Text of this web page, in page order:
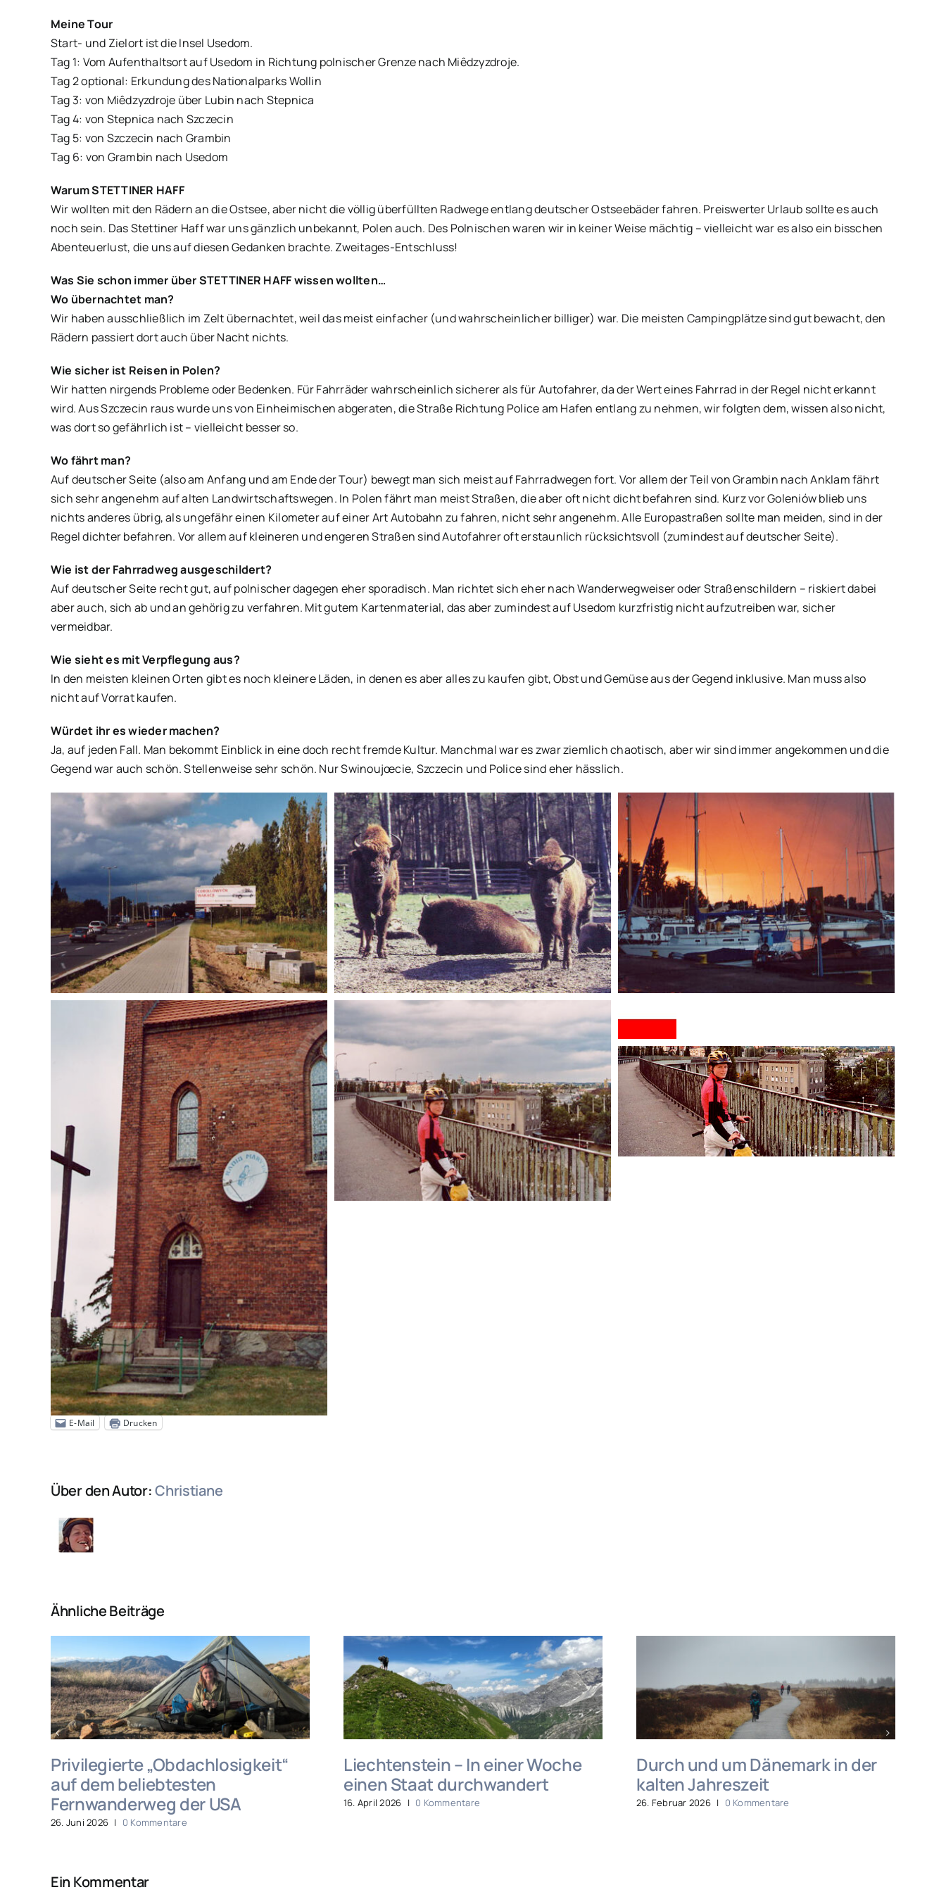
Meine Tour
Start- und Zielort ist die Insel Usedom.
Tag 1: Vom Aufenthaltsort auf Usedom in Richtung polnischer Grenze nach Miêdzyzdroje.
Tag 2 optional: Erkundung des Nationalparks Wollin
Tag 3: von Miêdzyzdroje über Lubin nach Stepnica
Tag 4: von Stepnica nach Szczecin
Tag 5: von Szczecin nach Grambin
Tag 6: von Grambin nach Usedom
Warum STETTINER HAFF
Wir wollten mit den Rädern an die Ostsee, aber nicht die völlig überfüllten Radwege entlang deutscher Ostseebäder fahren. Preiswerter Urlaub sollte es auch
noch sein. Das Stettiner Haff war uns gänzlich unbekannt, Polen auch. Des Polnischen waren wir in keiner Weise mächtig – vielleicht war es also ein bisschen
Abenteuerlust, die uns auf diesen Gedanken brachte. Zweitages-Entschluss!
Was Sie schon immer über STETTINER HAFF wissen wollten…
Wo übernachtet man?
Wir haben ausschließlich im Zelt übernachtet, weil das meist einfacher (und wahrscheinlicher billiger) war. Die meisten Campingplätze sind gut bewacht, den
Rädern passiert dort auch über Nacht nichts.
Wie sicher ist Reisen in Polen?
Wir hatten nirgends Probleme oder Bedenken. Für Fahrräder wahrscheinlich sicherer als für Autofahrer, da der Wert eines Fahrrad in der Regel nicht erkannt
wird. Aus Szczecin raus wurde uns von Einheimischen abgeraten, die Straße Richtung Police am Hafen entlang zu nehmen, wir folgten dem, wissen also nicht,
was dort so gefährlich ist – vielleicht besser so.
Wo fährt man?
Auf deutscher Seite (also am Anfang und am Ende der Tour) bewegt man sich meist auf Fahrradwegen fort. Vor allem der Teil von Grambin nach Anklam fährt
sich sehr angenehm auf alten Landwirtschaftswegen. In Polen fährt man meist Straßen, die aber oft nicht dicht befahren sind. Kurz vor Goleniów blieb uns
nichts anderes übrig, als ungefähr einen Kilometer auf einer Art Autobahn zu fahren, nicht sehr angenehm. Alle Europastraßen sollte man meiden, sind in der
Regel dichter befahren. Vor allem auf kleineren und engeren Straßen sind Autofahrer oft erstaunlich rücksichtsvoll (zumindest auf deutscher Seite).
Wie ist der Fahrradweg ausgeschildert?
Auf deutscher Seite recht gut, auf polnischer dagegen eher sporadisch. Man richtet sich eher nach Wanderwegweiser oder Straßenschildern – riskiert dabei
aber auch, sich ab und an gehörig zu verfahren. Mit gutem Kartenmaterial, das aber zumindest auf Usedom kurzfristig nicht aufzutreiben war, sicher
vermeidbar.
Wie sieht es mit Verpflegung aus?
In den meisten kleinen Orten gibt es noch kleinere Läden, in denen es aber alles zu kaufen gibt, Obst und Gemüse aus der Gegend inklusive. Man muss also
nicht auf Vorrat kaufen.
Würdet ihr es wieder machen?
Ja, auf jeden Fall. Man bekommt Einblick in eine doch recht fremde Kultur. Manchmal war es zwar ziemlich chaotisch, aber wir sind immer angekommen und die
Gegend war auch schön. Stellenweise sehr schön. Nur Swinoujœcie, Szczecin und Police sind eher hässlich.
E-Mail Drucken
Über den Autor:Christiane
Ähnliche Beiträge
Privilegierte „Obdachlosigkeit“
auf dem beliebtesten
Fernwanderweg der USA
26. Juni 2026 | 0 Kommentare
Liechtenstein – In einer Woche
einen Staat durchwandert
16. April 2026 | 0 Kommentare
Durch und um Dänemark in der
kalten Jahreszeit
26. Februar 2026 | 0 Kommentare
Ein Kommentar